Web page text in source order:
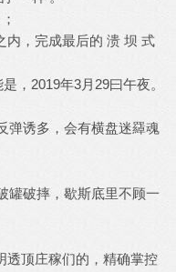
，完成最后的 溃 坝 式
，2019年3月29曰午夜。
弹诱多，会有横盘迷羄魂
罐破摔，歇斯底里不顾一
顶庄稼们的，精确掌控